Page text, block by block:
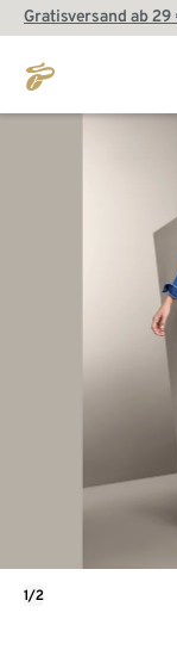
Gratisversand ab 29
1/2